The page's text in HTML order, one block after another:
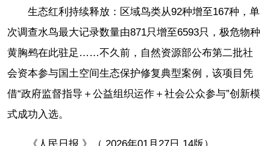
生态红利持续释放：区域鸟类从92种增至167种，单
次调查水鸟最大记录数量由871只增至6593只，极危物种
黄胸鹀在此驻足……不久前，自然资源部公布第二批社
会资本参与国土空间生态保护修复典型案例，该项目凭
借“政府监督指导＋公益组织运作＋社会公众参与”创新模
式成功入选。
《人民日报 》（ 2026年01月27日 14版）